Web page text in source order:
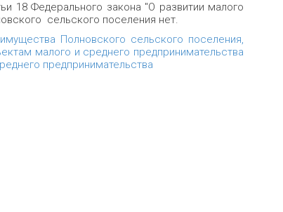
18 Федерального закона "О развитии малого
сельского поселения нет.
Полновского сельского поселения,
малого и среднего предпринимательства
предпринимательства